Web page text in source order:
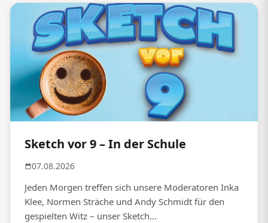
Sketch vor 9 – In der Schule
07.08.2026
Jeden Morgen treffen sich unsere Moderatoren Inka
Klee, Normen Sträche und Andy Schmidt für den
gespielten Witz – unser Sketch...